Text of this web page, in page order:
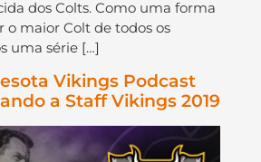
dos Colts. Como uma forma
o maior Colt de todos os
uma série […]
Vikings Podcast
a Staff Vikings 2019